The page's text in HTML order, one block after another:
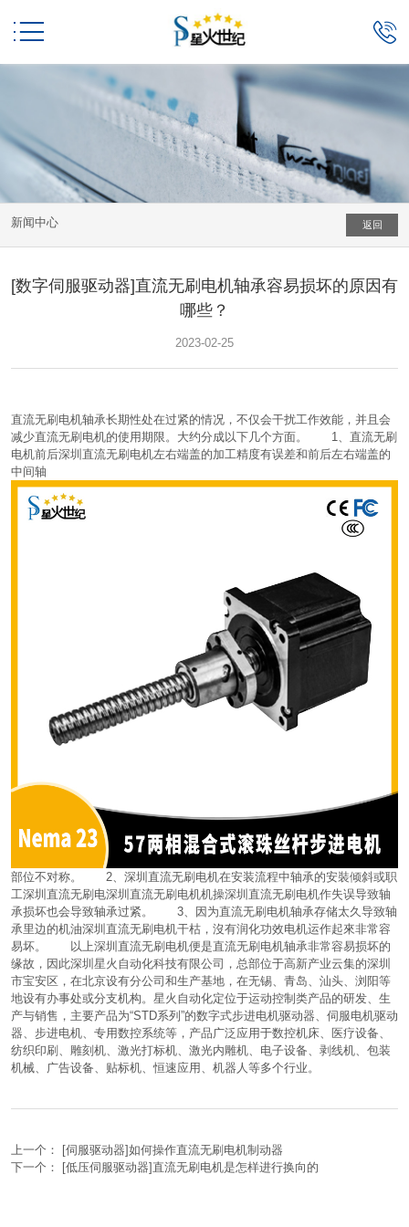
 
新闻中心 返回
[数字伺服驱动器]直流无刷电机轴承容易损坏的原因有
哪些？
2023-02-25
直流无刷电机轴承长期性处在过紧的情况，不仅会干扰工作效能，并且会
减少直流无刷电机的使用期限。大约分成以下几个方面。 1、直流无刷
电机前后深圳直流无刷电机左右端盖的加工精度有误差和前后左右端盖的
中间轴
部位不对称。 2、深圳直流无刷电机在安装流程中轴承的安裝倾斜或职
工深圳直流无刷电深圳直流无刷电机机操深圳直流无刷电机作失误导致轴
承损坏也会导致轴承过紧。 3、因为直流无刷电机轴承存储太久导致轴
承里边的机油深圳直流无刷电机干枯，沒有润化功效电机运作起來非常容
易坏。 以上深圳直流无刷电机便是直流无刷电机轴承非常容易损坏的
缘故，因此深圳星火自动化科技有限公司，总部位于高新产业云集的深圳
市宝安区，在北京设有分公司和生产基地，在无锡、青岛、汕头、浏阳等
地设有办事处或分支机构。星火自动化定位于运动控制类产品的研发、生
产与销售，主要产品为“STD系列”的数字式步进电机驱动器、伺服电机驱动
器、步进电机、专用数控系统等，产品广泛应用于数控机床、医疗设备、
纺织印刷、雕刻机、激光打标机、激光内雕机、电子设备、剥线机、包装
机械、广告设备、贴标机、恒速应用、机器人等多个行业。
上一个：
[伺服驱动器]如何操作直流无刷电机制动器
下一个：
[低压伺服驱动器]直流无刷电机是怎样进行换向的